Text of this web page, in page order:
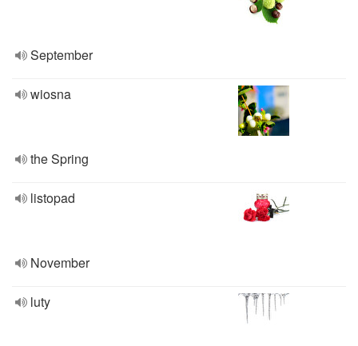
September
wiosna
the Spring
listopad
November
luty